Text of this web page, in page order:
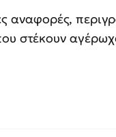
αναφορές,
στέκουν